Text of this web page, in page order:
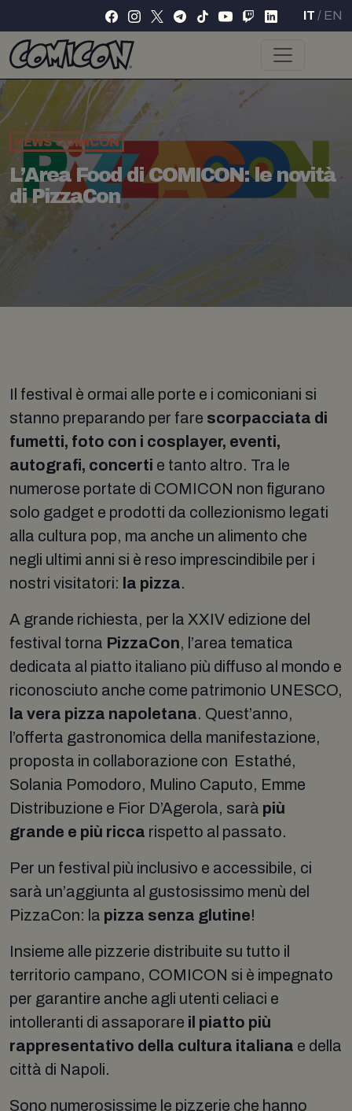
IT / EN
NEWSCOMICON
L’Area Food di COMICON: le novità
di PizzaCon
Il festival è ormai alle porte e i comiconiani si
stanno preparando per fare scorpacciata di
fumetti, foto con i cosplayer, eventi,
autografi, concerti e tanto altro. Tra le
numerose portate di COMICON non figurano
solo gadget e prodotti da collezionismo legati
alla cultura pop, ma anche un alimento che
negli ultimi anni si è reso imprescindibile per i
nostri visitatori: la pizza.
A grande richiesta, per la XXIV edizione del
festival torna PizzaCon, l’area tematica
dedicata al piatto italiano più diffuso al mondo e
riconosciuto anche come patrimonio UNESCO,
la vera pizza napoletana. Quest’anno,
l’offerta gastronomica della manifestazione,
proposta in collaborazione con Estathé,
Solania Pomodoro, Mulino Caputo, Emme
Distribuzione e Fior D’Agerola, sarà più
grande e più ricca rispetto al passato.
Per un festival più inclusivo e accessibile, ci
sarà un’aggiunta al gustosissimo menù del
PizzaCon: la pizza senza glutine!
Insieme alle pizzerie distribuite su tutto il
territorio campano, COMICON si è impegnato
per garantire anche agli utenti celiaci e
intolleranti di assaporare il piatto più
rappresentativo della cultura italiana e della
città di Napoli.
Sono numerosissime le pizzerie che hanno